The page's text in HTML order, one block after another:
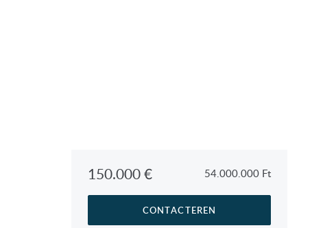
150.000€ 54.000.000 Ft
CONTACTEREN